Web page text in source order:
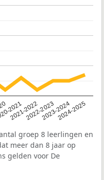
2021
2021-20222022-20232023-20242024-2025
groep 8 leerlingen en
meer dan 8 jaar op
gelden voor De